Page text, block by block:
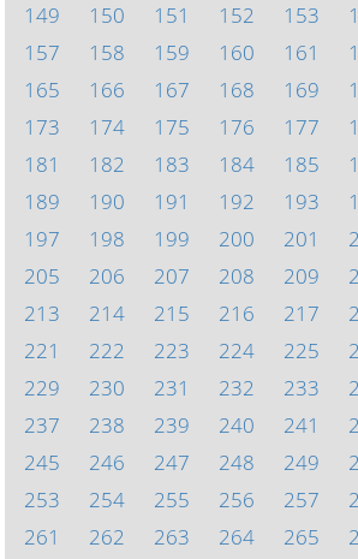
149
150 151 152 153
157
158 159 160 161
165
166 167 168 169
173
174 175 176 177
181
182 183 184 185
189
190 191 192 193
197
198 199 200 201
205
206 207 208 209
213
214 215 216 217
221
222 223 224 225
229
230 231 232 233
237
238 239 240 241
245
246 247 248 249
253
254 255 256 257
261
262 263 264 265